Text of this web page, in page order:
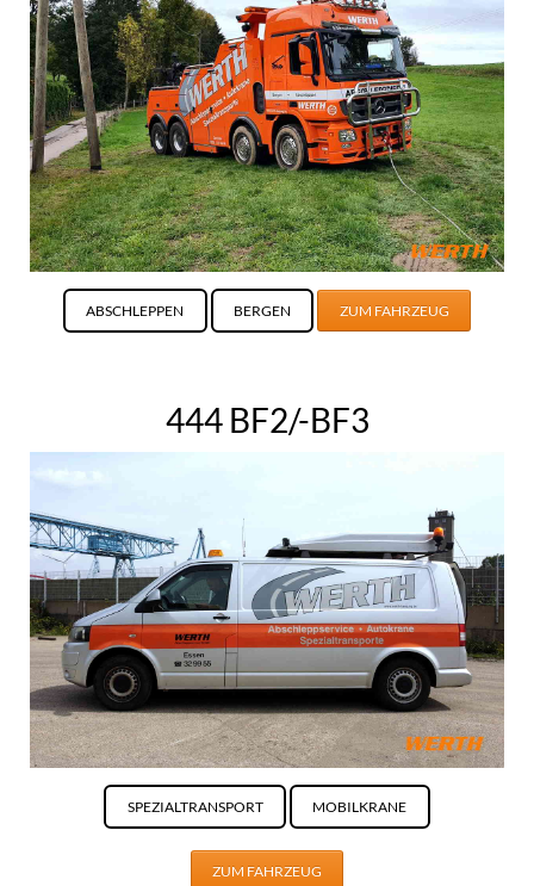
ABSCHLEPPEN BERGEN ZUM FAHRZEUG
444 BF2/-BF3
SPEZIALTRANSPORT MOBILKRANE
ZUM FAHRZEUG